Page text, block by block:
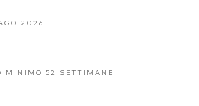
2026
MINIMO 52 SETTIMANE